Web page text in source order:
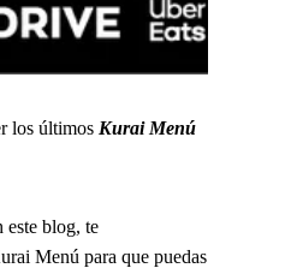
los últimos Kurai Menú
este blog, te
Menú para que puedas